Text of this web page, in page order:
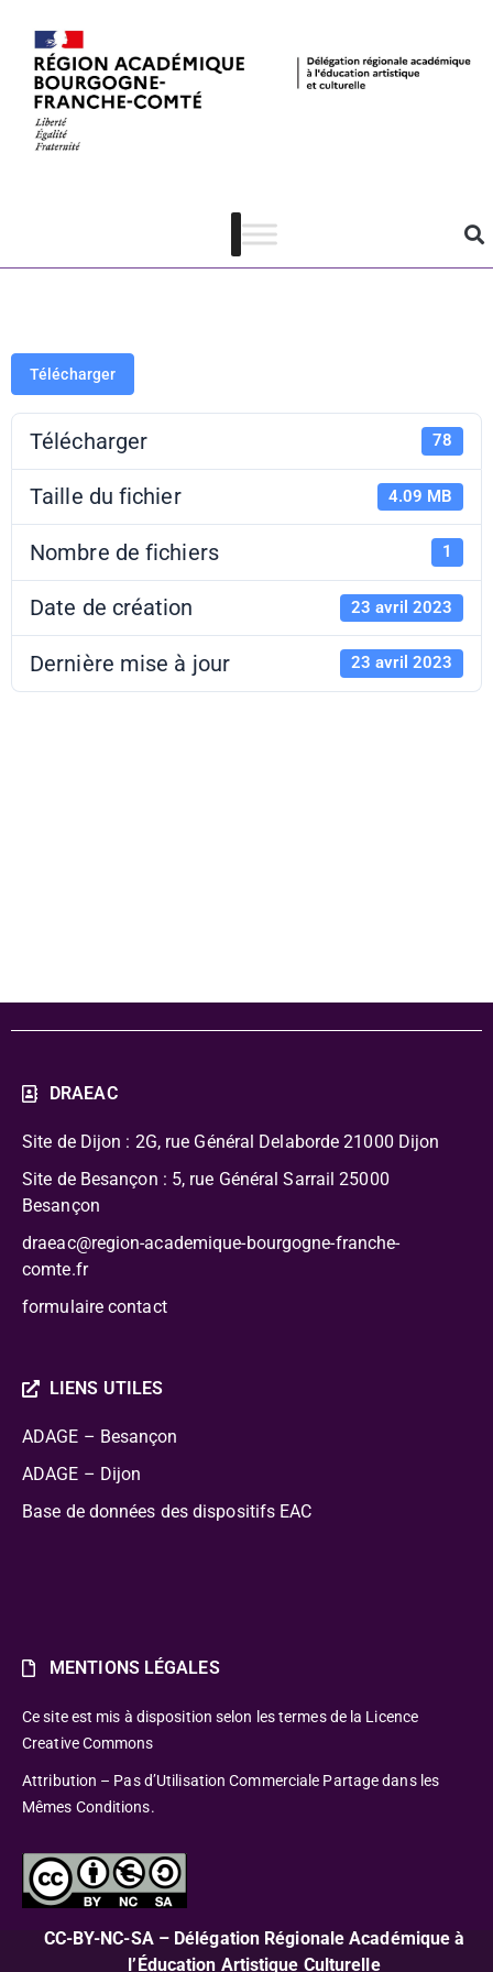
ADAGE 5.0 –
établissement
Télécharger
Télécharger 78
Taille du fichier 4.09 MB
Nombre de fichiers 1
Date de création 23 avril 2023
Dernière mise à jour 23 avril 2023
DRAEAC
Site de Dijon : 2G, rue Général Delaborde 21000 Dijon
Site de Besançon : 5, rue Général Sarrail 25000
Besançon
draeac@region-academique-bourgogne-franche-
comte.fr
formulaire contact
LIENS UTILES
ADAGE – Besançon
ADAGE – Dijon
Base de données des dispositifs EAC
MENTIONS LÉGALES
Ce site est mis à disposition selon les termes de la Licence
Creative Commons
Attribution – Pas d’Utilisation Commerciale Partage dans les
Mêmes Conditions.
CC-BY-NC-SA – Délégation Régionale Académique à
l’Éducation Artistique Culturelle